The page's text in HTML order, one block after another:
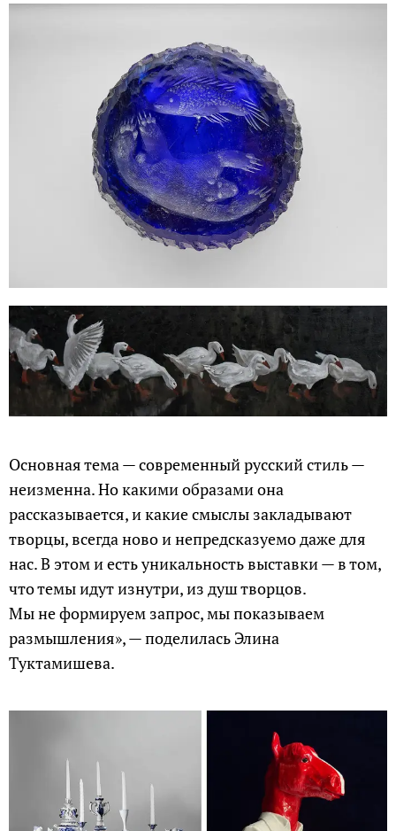
Основная тема — современный русский стиль —
неизменна. Но какими образами она
рассказывается, и какие смыслы закладывают
творцы, всегда ново и непредсказуемо даже для
нас. В этом и есть уникальность выставки — в том,
что темы идут изнутри, из душ творцов.
Мы не формируем запрос, мы показываем
размышления», — поделилась Элина
Туктамишева.